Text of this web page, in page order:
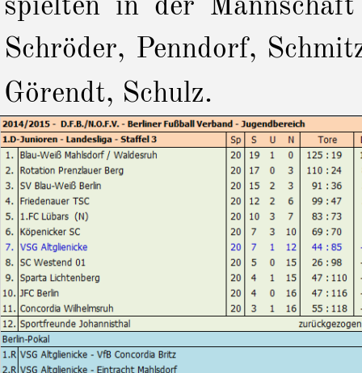
spielten in der
Schröder, Penndorf,
Görendt, Schulz.